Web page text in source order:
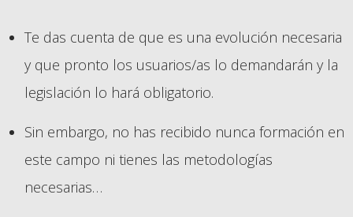
Te das cuenta de que es una evolución necesaria
y que pronto los usuarios/as lo demandarán y la
legislación lo hará obligatorio.
Sin embargo, no has recibido nunca formación en
este campo ni tienes las metodologías
necesarias…